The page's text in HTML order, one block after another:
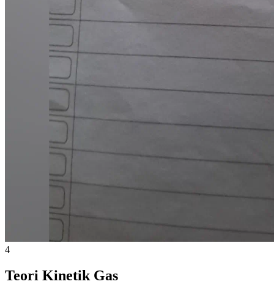
4
Teori Kinetik Gas